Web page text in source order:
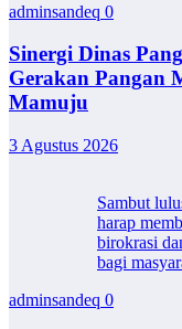
adminsandeq 0
Sinergi Dinas
Gerakan Pangan
Mamuju
3 Agustus 2026
Sambut
harap
birokrasi
bagi
adminsandeq 0